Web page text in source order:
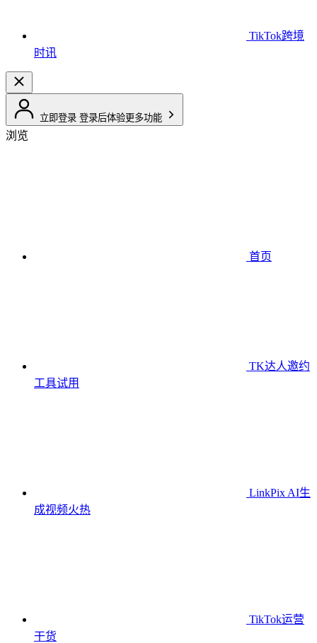
TikTok跨境
时讯
立即登录 登录后体验更多功能
浏览
首页
TK达人邀约
工具试用
LinkPix AI生
成视频火热
TikTok运营
干货